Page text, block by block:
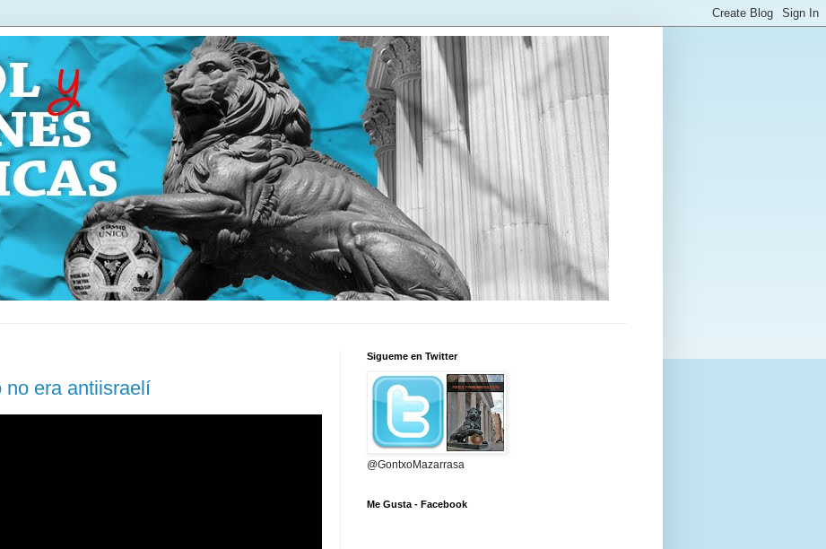
no era antiisraelí
Sigueme en Twitter
@GontxoMazarrasa
Me Gusta - Facebook